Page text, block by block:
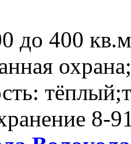
до 400
8-